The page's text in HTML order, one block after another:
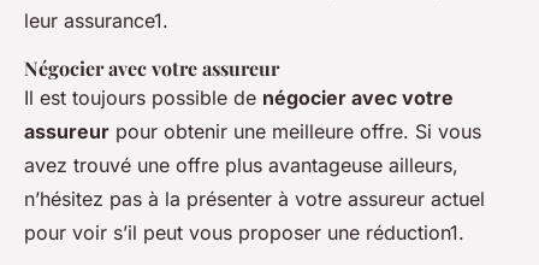
leur assurance1.
Négocier avec votre assureur
Il est toujours possible de négocier avec votre
assureur pour obtenir une meilleure offre. Si vous
avez trouvé une offre plus avantageuse ailleurs,
n’hésitez pas à la présenter à votre assureur actuel
pour voir s’il peut vous proposer une réduction1.